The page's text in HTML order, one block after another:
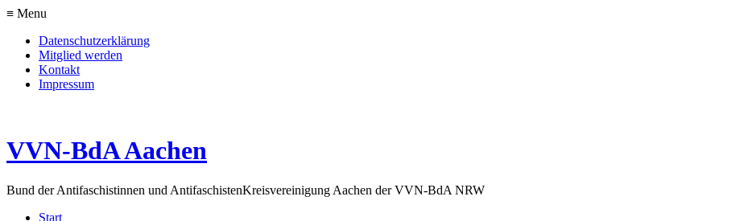
≡ Menu
Datenschutzerklärung
Mitglied werden
Kontakt
Impressum
VVN-BdA Aachen
Bund der Antifaschistinnen und AntifaschistenKreisvereinigung Aachen der VVN-BdA NRW
Start